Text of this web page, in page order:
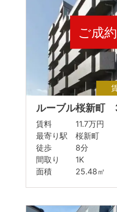
ご成
ルーブル桜新町
賃料 11.7万円
最寄り駅 桜新町
徒歩 8分
間取り 1K
面積 25.48㎡